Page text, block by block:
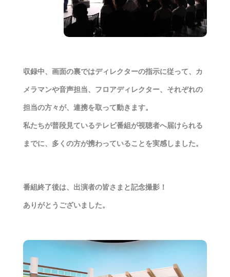
収録中、画面の裏ではディレクターの指示に従って、カ
メラマンや音声担当、フロアディレクター、それぞれの
担当の方々が、連携を取って動きます。
私たちが普段見ているテレビ番組が視聴者へ届けられる
までに、多くの方が携わっていることを実感しました。
番組終了後は、出演者の皆さまと記念撮影！
ありがとうございました。